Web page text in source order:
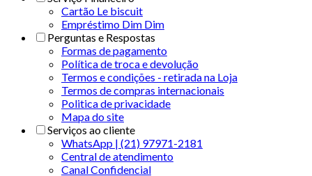
Cartão Le biscuit
Empréstimo Dim Dim
Perguntas e Respostas
Formas de pagamento
Política de troca e devolução
Termos e condições - retirada na Loja
Termos de compras internacionais
Politica de privacidade
Mapa do site
Serviços ao cliente
WhatsApp | (21) 97971-2181
Central de atendimento
Canal Confidencial